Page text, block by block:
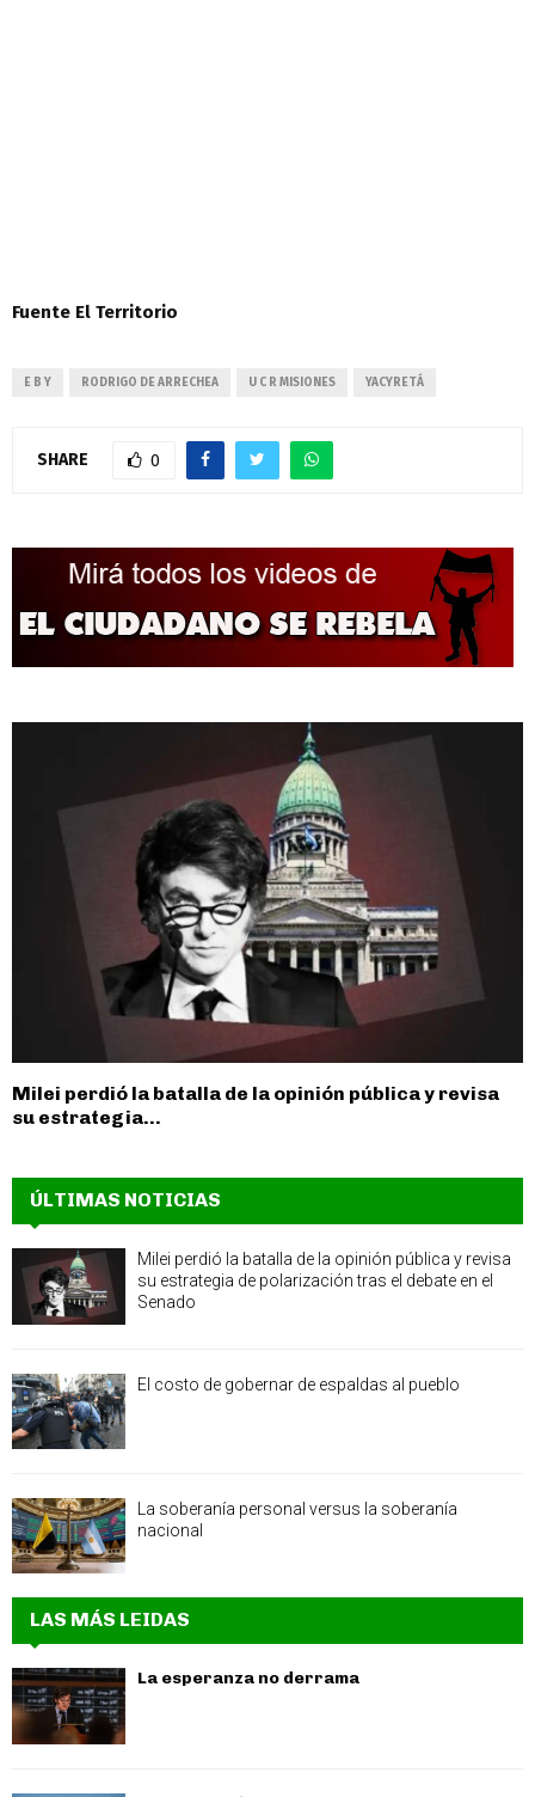
Fuente El Territorio
E B Y RODRIGO DE ARRECHEA U C R MISIONES YACYRETÁ
SHARE 0
Milei perdió la batalla de la opinión pública y revisa
su estrategia...
ÚLTIMAS NOTICIAS
Milei perdió la batalla de la opinión pública y revisa
su estrategia de polarización tras el debate en el
Senado
El costo de gobernar de espaldas al pueblo
La soberanía personal versus la soberanía
nacional
LAS MÁS LEIDAS
La esperanza no derrama